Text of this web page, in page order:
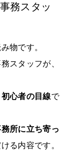
務スタッ
物です。
スタッフが、
初心者の目線で
務所に立ち寄っ
る内容です。